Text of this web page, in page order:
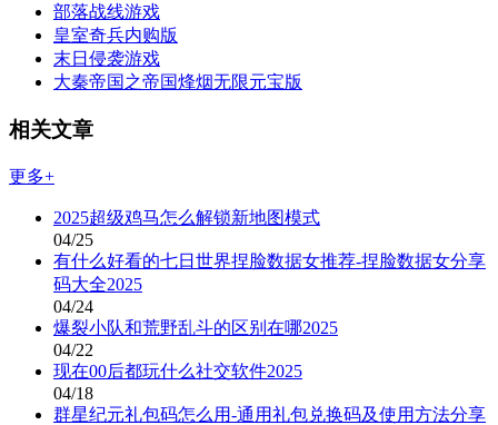
部落战线游戏
皇室奇兵内购版
末日侵袭游戏
大秦帝国之帝国烽烟无限元宝版
相关文章
更多+
2025超级鸡马怎么解锁新地图模式
04/25
有什么好看的七日世界捏脸数据女推荐-捏脸数据女分享
码大全2025
04/24
爆裂小队和荒野乱斗的区别在哪2025
04/22
现在00后都玩什么社交软件2025
04/18
群星纪元礼包码怎么用-通用礼包兑换码及使用方法分享